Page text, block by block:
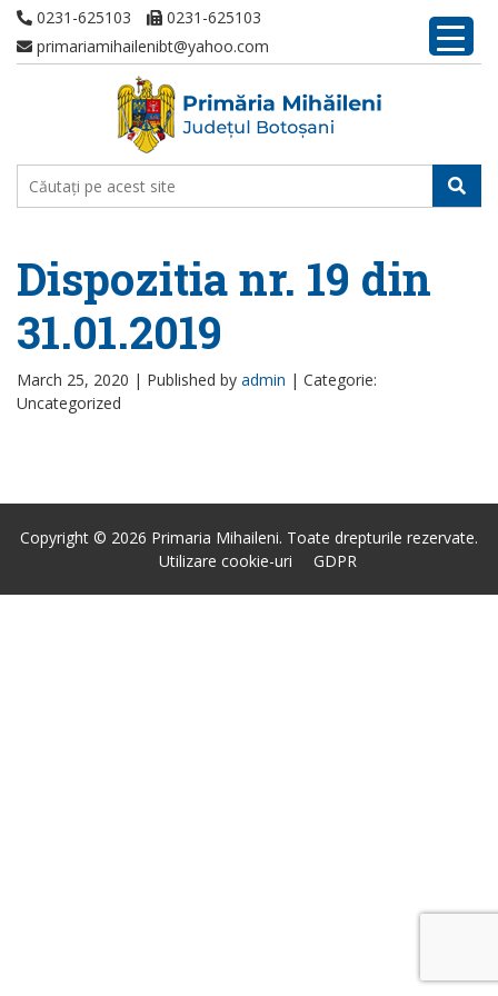
0231-625103
0231-625103
primariamihailenibt@yahoo.com
Dispozitia nr. 19 din
31.01.2019
March 25, 2020 | Published by admin | Categorie:
Uncategorized
Copyright © 2026 Primaria Mihaileni. Toate drepturile rezervate.
Utilizare cookie-uri
GDPR